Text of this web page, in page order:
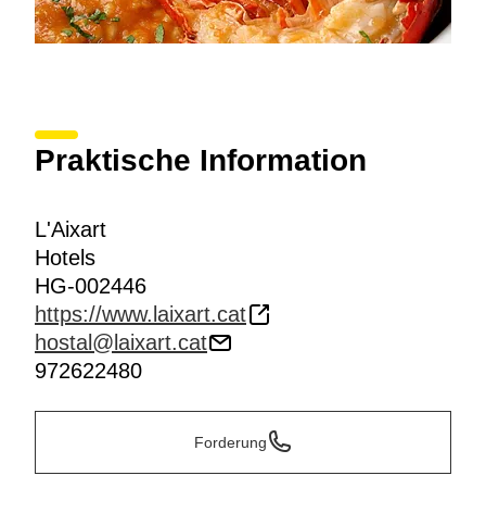
Praktische Information
L'Aixart
Hotels
HG-002446
https://www.laixart.cat
hostal@laixart.cat
972622480
Forderung